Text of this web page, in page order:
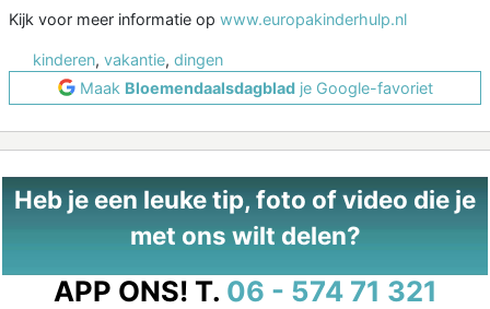
Kijk voor meer informatie op www.europakinderhulp.nl
kinderen, vakantie, dingen
Maak Bloemendaalsdagbladje Google-favoriet
Heb je een leuke tip, foto of video die je
met ons wilt delen?
APP ONS! T. 06 - 574 71 321